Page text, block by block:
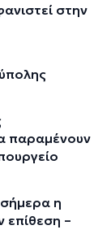
στην
παραμένουν
η
επίθεση –